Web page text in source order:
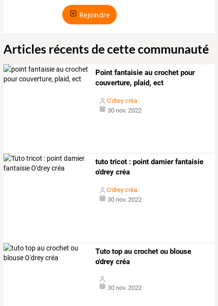
Rejoindre
Articles récents de cette communauté
Point fantaisie au crochet pour
couverture, plaid, ect
O'drey créa
30 nov. 2022
tuto tricot : point damier fantaisie
o'drey créa
O'drey créa
30 nov. 2022
Tuto top au crochet ou blouse
o'drey créa
30 nov. 2022